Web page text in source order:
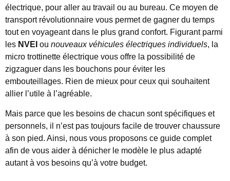
électrique, pour aller au travail ou au bureau. Ce moyen de
transport révolutionnaire vous permet de gagner du temps
tout en voyageant dans le plus grand confort. Figurant parmi
les NVEI ou nouveaux véhicules électriques individuels, la
micro trottinette électrique vous offre la possibilité de
zigzaguer dans les bouchons pour éviter les
embouteillages. Rien de mieux pour ceux qui souhaitent
allier l’utile à l’agréable.
Mais parce que les besoins de chacun sont spécifiques et
personnels, il n’est pas toujours facile de trouver chaussure
à son pied. Ainsi, nous vous proposons ce guide complet
afin de vous aider à dénicher le modèle le plus adapté
autant à vos besoins qu’à votre budget.